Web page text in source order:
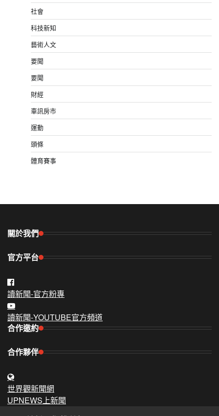
社會
科技新知
藝術人文
要聞
要聞
財經
車訊房市
運動
頭條
體育賽事
關於我們
官方平台
讀新聞-官方粉專
讀新聞-YOUTUBE官方頻道
合作邀約
合作夥伴
世界觀新聞網
UPNEWS上新聞